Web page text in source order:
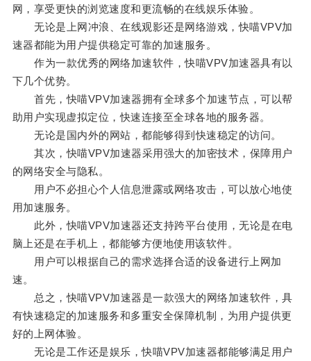
网，享受更快的浏览速度和更流畅的在线娱乐体验。
无论是上网冲浪、在线观影还是网络游戏，快喵VPV加
速器都能为用户提供稳定可靠的加速服务。
作为一款优秀的网络加速软件，快喵VPV加速器具有以
下几个优势。
首先，快喵VPV加速器拥有全球多个加速节点，可以帮
助用户实现虚拟定位，快速连接至全球各地的服务器。
无论是国内外的网站，都能够得到快速稳定的访问。
其次，快喵VPV加速器采用强大的加密技术，保障用户
的网络安全与隐私。
用户不必担心个人信息泄露或网络攻击，可以放心地使
用加速服务。
此外，快喵VPV加速器还支持跨平台使用，无论是在电
脑上还是在手机上，都能够方便地使用该软件。
用户可以根据自己的需求选择合适的设备进行上网加
速。
总之，快喵VPV加速器是一款强大的网络加速软件，具
有快速稳定的加速服务和多重安全保障机制，为用户提供更
好的上网体验。
无论是工作还是娱乐，快喵VPV加速器都能够满足用户